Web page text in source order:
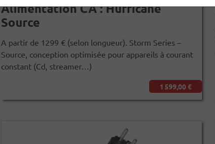
Alimentation CA : Hurricane
Source
A partir de 1299 € (selon longueur). Storm Series –
Source, conception optimisée pour appareils à courant
constant (Cd, streamer…)
1 599,00 €